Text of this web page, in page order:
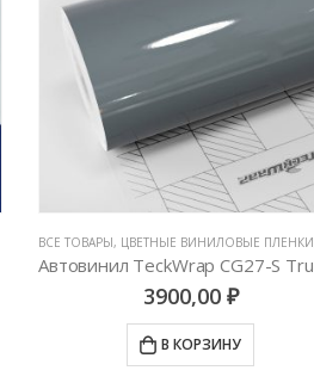
,GLOSS
ВСЕ ТОВАРЫ, ЦВЕТНЫЕ ВИНИЛОВЫЕ ПЛЕНКИ
3900,00 ₽
В КОРЗИНУ